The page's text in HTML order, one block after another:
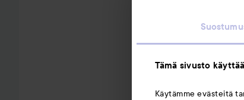
Tämä sivusto
Käytämme evästeitä